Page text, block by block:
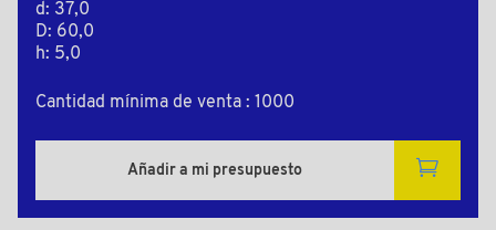
d: 37,0
D: 60,0
h: 5,0
Cantidad mínima de venta : 1000
Añadir a mi presupuesto